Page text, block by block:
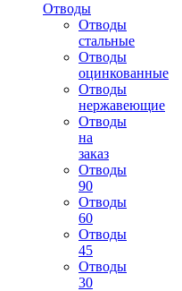
Отводы
Отводы
стальные
Отводы
оцинкованные
Отводы
нержавеющие
Отводы
на
заказ
Отводы
90
Отводы
60
Отводы
45
Отводы
30